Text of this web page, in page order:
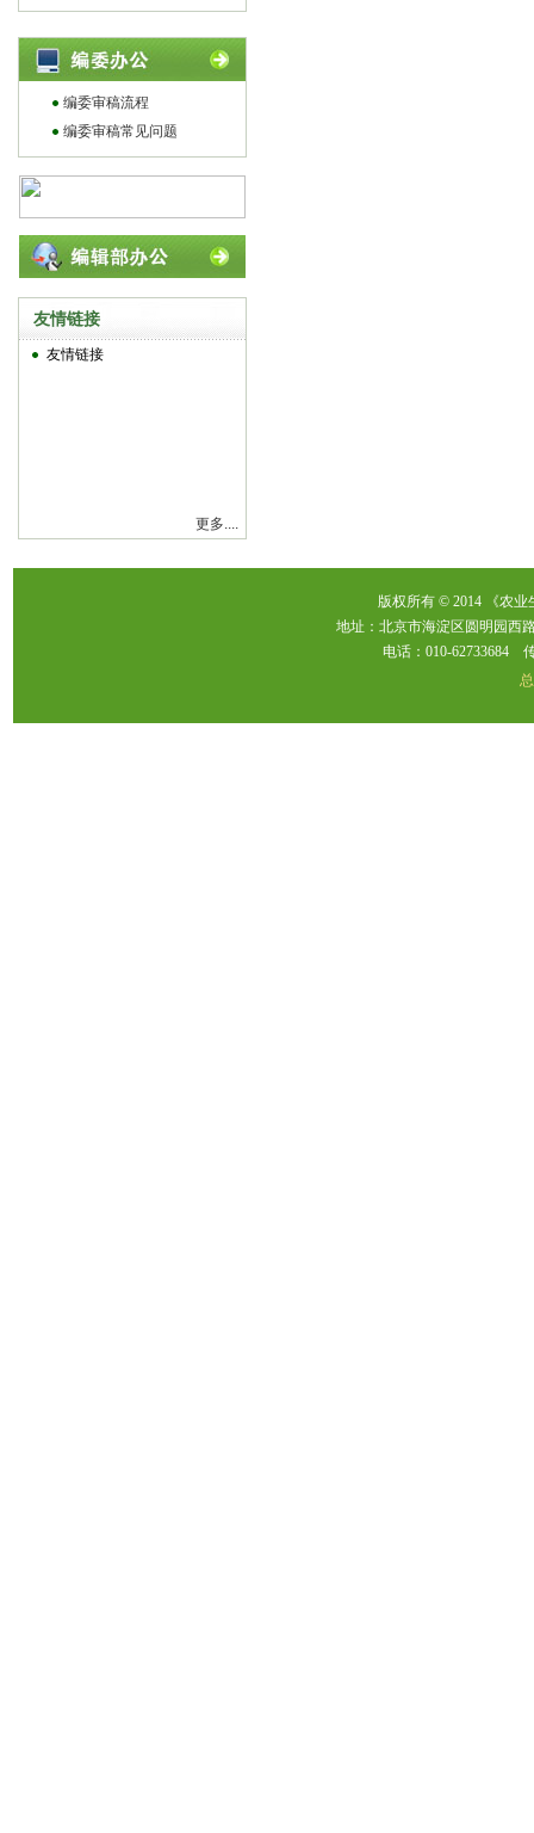
编委审稿流程
编委审稿常见问题
友情链接
友情链接
更多....
版权所有 © 2014 《农
地址：北京市海淀区圆明园西
电话：010-62733684